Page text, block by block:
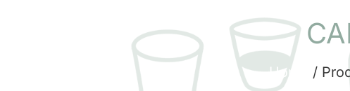
Home /